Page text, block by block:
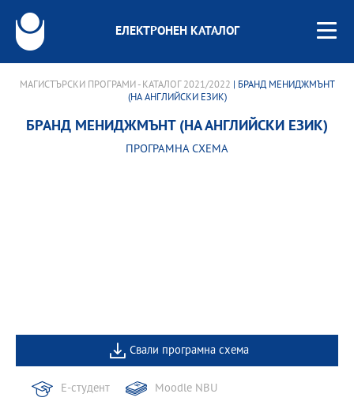
ЕЛЕКТРОНЕН КАТАЛОГ
МАГИСТЪРСКИ ПРОГРАМИ - КАТАЛОГ 2021/2022 | БРАНД МЕНИДЖМЪНТ
(НА АНГЛИЙСКИ ЕЗИК)
БРАНД МЕНИДЖМЪНТ (НА АНГЛИЙСКИ ЕЗИК)
ПРОГРАМНА СХЕМА
Свали програмна схема
Е-студент Moodle NBU